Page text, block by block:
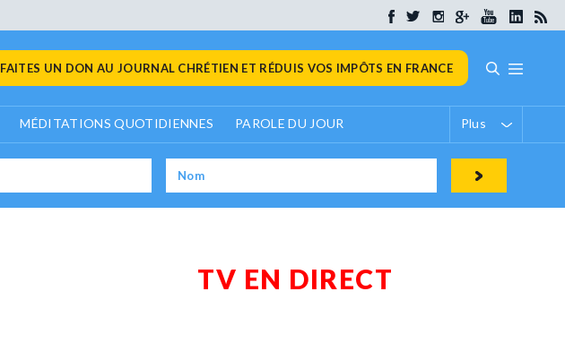
FAITES UN DON AU JOURNAL CHRÉTIEN ET RÉDUIS VOS IMPÔTS EN FRANCE
MÉDITATIONS QUOTIDIENNES PAROLE DU JOUR Plus
TV EN DIRECT